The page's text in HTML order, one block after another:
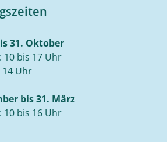
31. Oktober
10 bis 17 Uhr
14 Uhr
bis 31. März
10 bis 16 Uhr